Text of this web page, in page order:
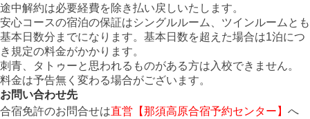
途中解約は必要経費を除き払い戻しいたします。
安心コースの宿泊の保証はシングルルーム、ツインルームとも
基本日数分までになります。基本日数を超えた場合は1泊につ
き規定の料金がかかります。
刺青、タトゥーと思われるものがある方は入校できません。
料金は予告無く変わる場合がございます。
お問い合わせ先
合宿免許のお問合せは直営【那須高原合宿予約センター】 へ